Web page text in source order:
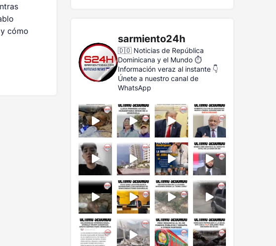
cómo
sarmiento24h
🇩🇴 Noticias de República
Dominicana y el Mundo ⏱️
Información veraz al instante 👇
Únete a nuestro canal de
WhatsApp